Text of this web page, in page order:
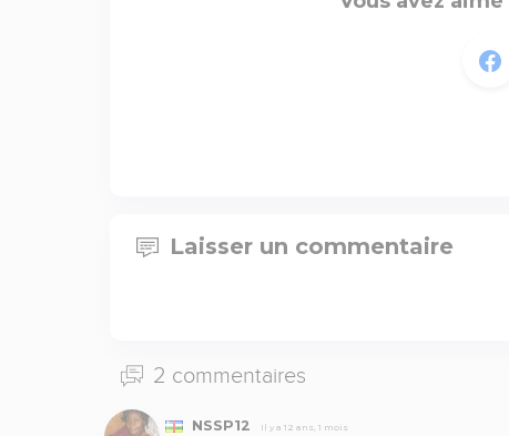
Laisser un commentaire
2 commentaires
NSSP12 Il y a 12 ans, 1 mois